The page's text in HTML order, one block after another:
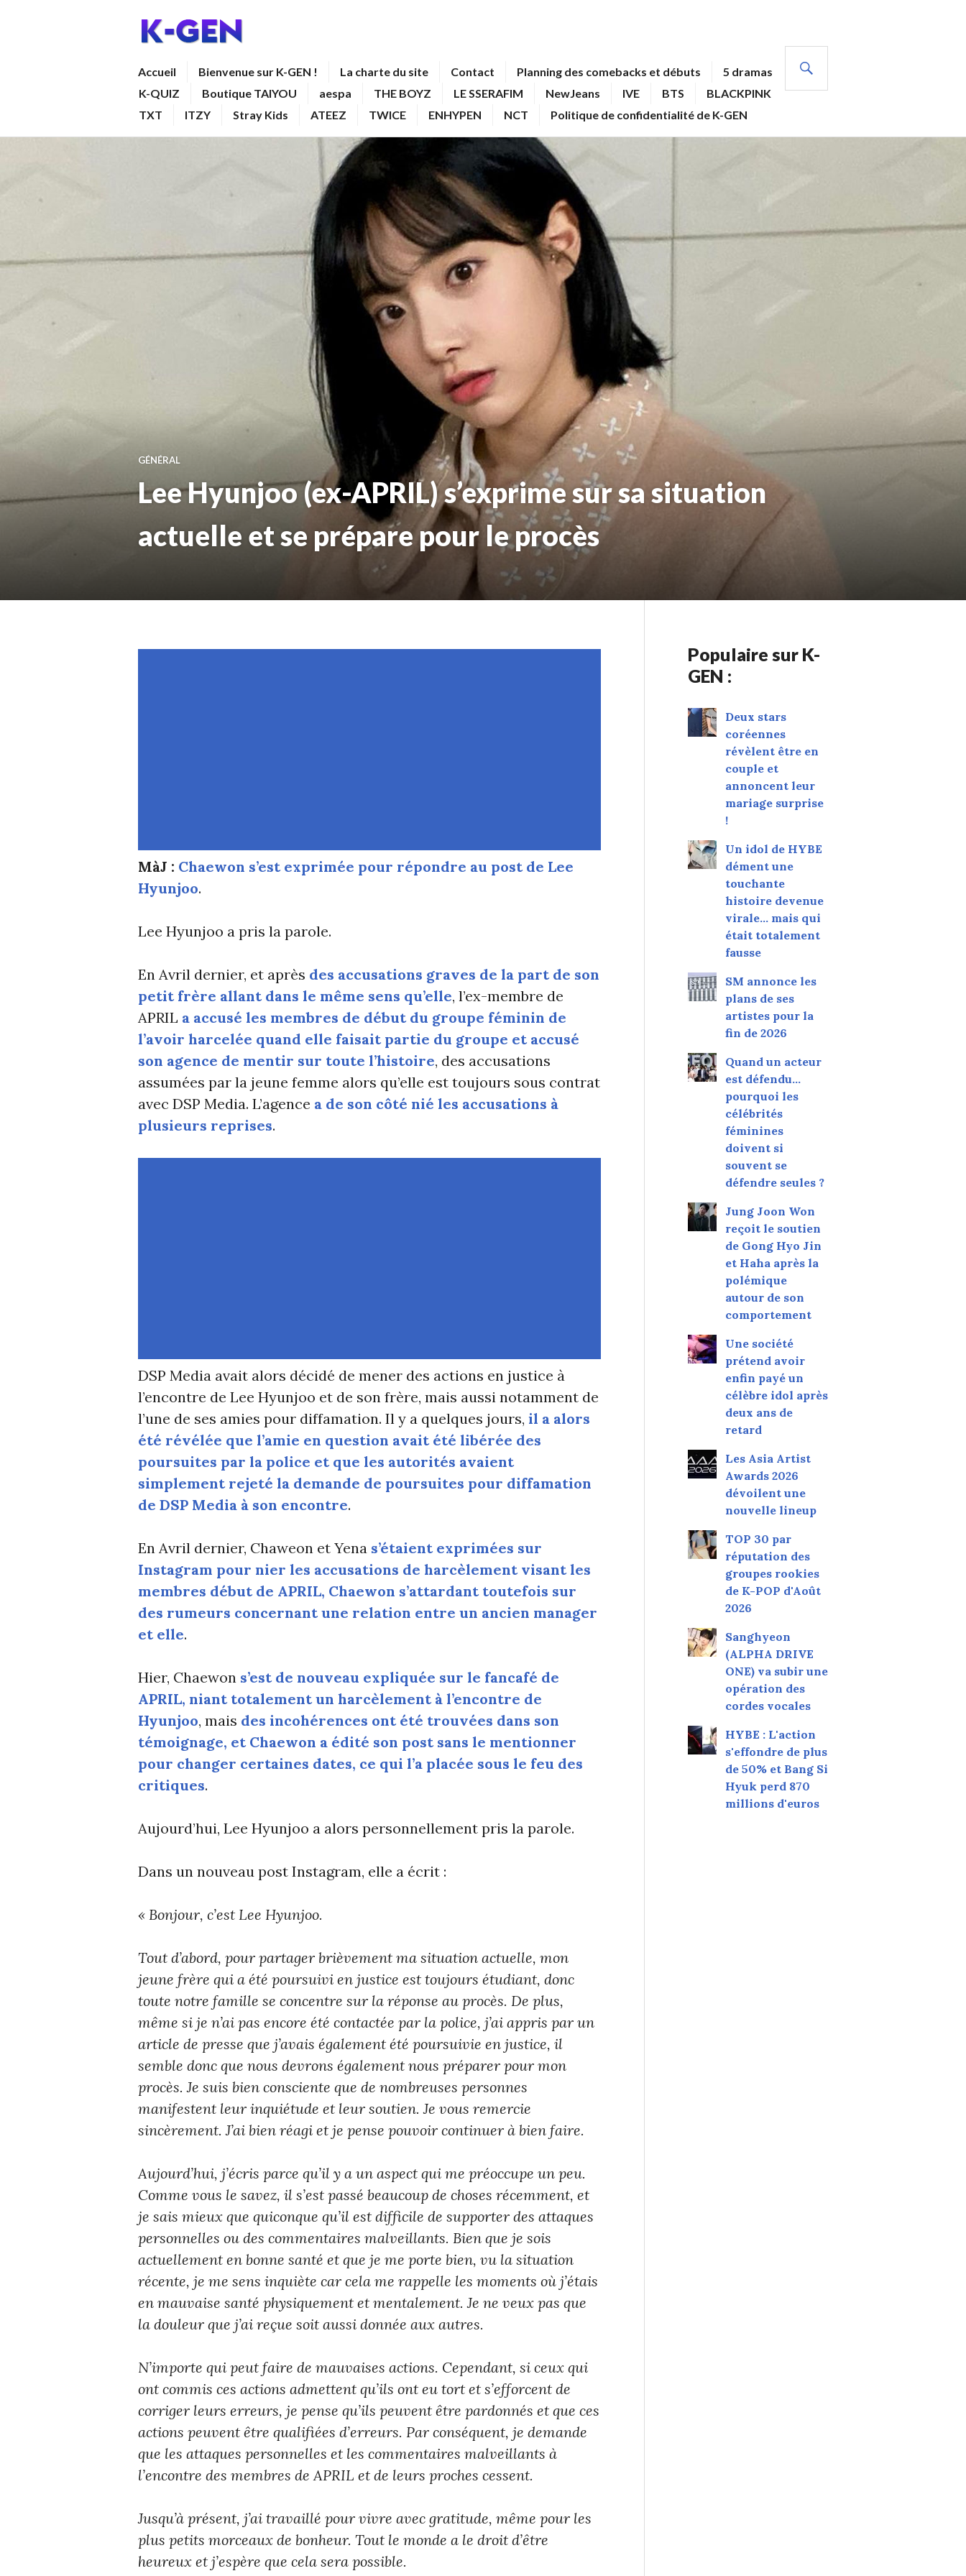
Accueil Bienvenue sur K-GEN ! La charte du site Contact Planning des comebacks et débuts
5 dramas
K-QUIZ
Boutique TAIYOU aespa THE BOYZ LE SSERAFIM NewJeans IVE BTS
BLACKPINK
TXT
ITZY Stray Kids ATEEZ TWICE ENHYPEN NCT Politique de confidentialité de K-GEN
GÉNÉRAL
Lee Hyunjoo (ex-APRIL) s’exprime sur sa situation
actuelle et se prépare pour le procès
MàJ : Chaewon s’est exprimée pour répondre au post de Lee
Hyunjoo.
Lee Hyunjoo a pris la parole.
En Avril dernier, et après des accusations graves de la part de son
petit frère allant dans le même sens qu’elle, l’ex-membre de
APRIL a accusé les membres de début du groupe féminin de
l’avoir harcelée quand elle faisait partie du groupe et accusé
son agence de mentir sur toute l’histoire, des accusations
assumées par la jeune femme alors qu’elle est toujours sous contrat
avec DSP Media. L’agence a de son côté nié les accusations à
plusieurs reprises.
DSP Media avait alors décidé de mener des actions en justice à
l’encontre de Lee Hyunjoo et de son frère, mais aussi notamment de
l’une de ses amies pour diffamation. Il y a quelques jours, il a alors
été révélée que l’amie en question avait été libérée des
poursuites par la police et que les autorités avaient
simplement rejeté la demande de poursuites pour diffamation
de DSP Media à son encontre.
En Avril dernier, Chaweon et Yena s’étaient exprimées sur
Instagram pour nier les accusations de harcèlement visant les
membres début de APRIL, Chaewon s’attardant toutefois sur
des rumeurs concernant une relation entre un ancien manager
et elle.
Hier, Chaewon s’est de nouveau expliquée sur le fancafé de
APRIL, niant totalement un harcèlement à l’encontre de
Hyunjoo, mais des incohérences ont été trouvées dans son
témoignage, et Chaewon a édité son post sans le mentionner
pour changer certaines dates, ce qui l’a placée sous le feu des
critiques.
Aujourd’hui, Lee Hyunjoo a alors personnellement pris la parole.
Dans un nouveau post Instagram, elle a écrit :
« Bonjour, c’est Lee Hyunjoo.
Tout d’abord, pour partager brièvement ma situation actuelle, mon
jeune frère qui a été poursuivi en justice est toujours étudiant, donc
toute notre famille se concentre sur la réponse au procès. De plus,
même si je n’ai pas encore été contactée par la police, j’ai appris par un
article de presse que j’avais également été poursuivie en justice, il
semble donc que nous devrons également nous préparer pour mon
procès. Je suis bien consciente que de nombreuses personnes
manifestent leur inquiétude et leur soutien. Je vous remercie
sincèrement. J’ai bien réagi et je pense pouvoir continuer à bien faire.
Aujourd’hui, j’écris parce qu’il y a un aspect qui me préoccupe un peu.
Comme vous le savez, il s’est passé beaucoup de choses récemment, et
je sais mieux que quiconque qu’il est difficile de supporter des attaques
personnelles ou des commentaires malveillants. Bien que je sois
actuellement en bonne santé et que je me porte bien, vu la situation
récente, je me sens inquiète car cela me rappelle les moments où j’étais
en mauvaise santé physiquement et mentalement. Je ne veux pas que
la douleur que j’ai reçue soit aussi donnée aux autres.
N’importe qui peut faire de mauvaises actions. Cependant, si ceux qui
ont commis ces actions admettent qu’ils ont eu tort et s’efforcent de
corriger leurs erreurs, je pense qu’ils peuvent être pardonnés et que ces
actions peuvent être qualifiées d’erreurs. Par conséquent, je demande
que les attaques personnelles et les commentaires malveillants à
l’encontre des membres de APRIL et de leurs proches cessent.
Jusqu’à présent, j’ai travaillé pour vivre avec gratitude, même pour les
plus petits morceaux de bonheur. Tout le monde a le droit d’être
heureux et j’espère que cela sera possible.
Populaire sur K-
GEN :
Deux stars
coréennes
révèlent être en
couple et
annoncent leur
mariage surprise
!
Un idol de HYBE
dément une
touchante
histoire devenue
virale... mais qui
était totalement
fausse
SM annonce les
plans de ses
artistes pour la
fin de 2026
Quand un acteur
est défendu…
pourquoi les
célébrités
féminines
doivent si
souvent se
défendre seules ?
Jung Joon Won
reçoit le soutien
de Gong Hyo Jin
et Haha après la
polémique
autour de son
comportement
Une société
prétend avoir
enfin payé un
célèbre idol après
deux ans de
retard
Les Asia Artist
Awards 2026
dévoilent une
nouvelle lineup
TOP 30 par
réputation des
groupes rookies
de K-POP d'Août
2026
Sanghyeon
(ALPHA DRIVE
ONE) va subir une
opération des
cordes vocales
HYBE : L'action
s'effondre de plus
de 50% et Bang Si
Hyuk perd 870
millions d'euros